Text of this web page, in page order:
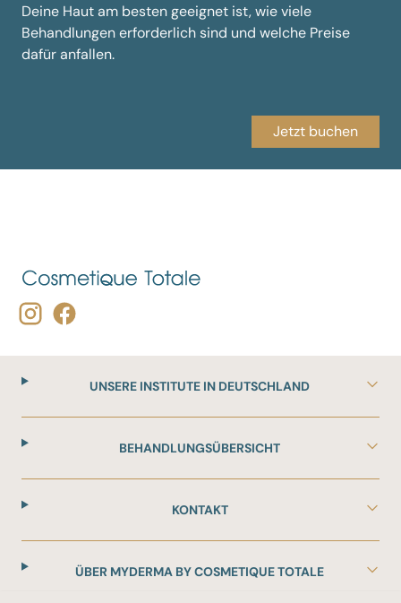
Deine Haut am besten geeignet ist, wie viele
Behandlungen erforderlich sind und welche Preise
dafür anfallen.
Jetzt buchen
UNSERE INSTITUTE IN DEUTSCHLAND
BEHANDLUNGSÜBERSICHT
KONTAKT
ÜBER MYDERMA BY COSMETIQUE TOTALE